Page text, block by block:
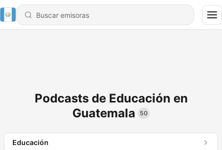
Podcasts de Educación en
Guatemala
50
Educación